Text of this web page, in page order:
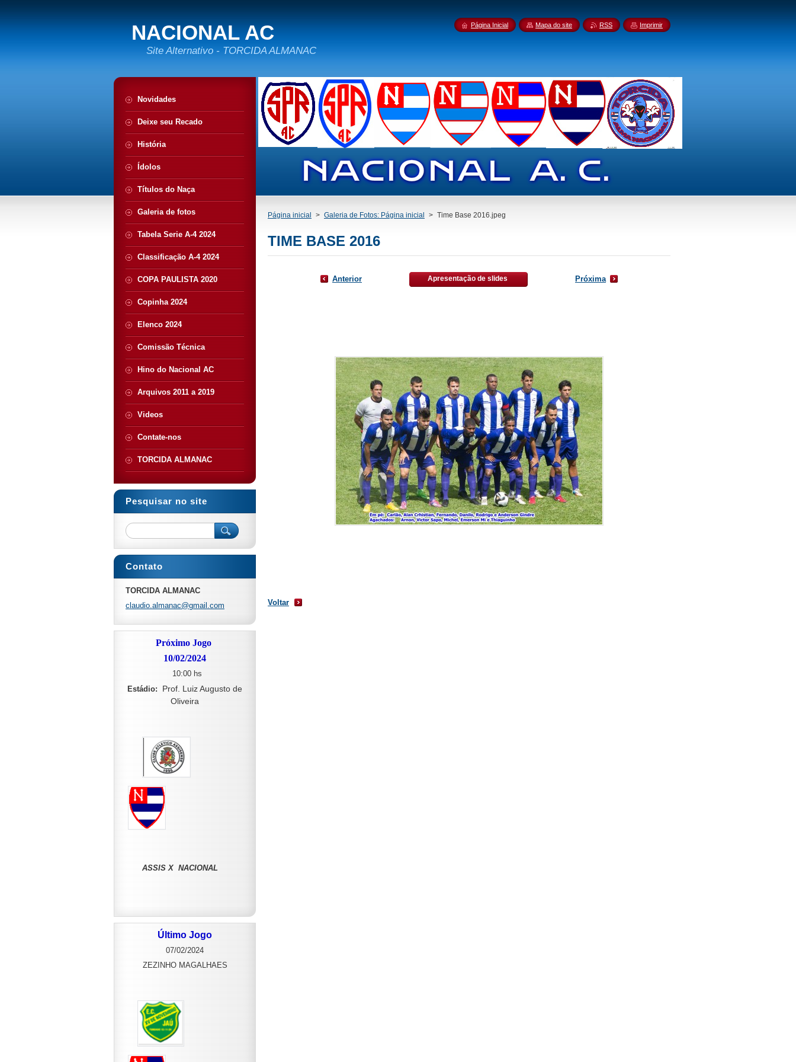
NACIONAL AC
Site Alternativo - TORCIDA ALMANAC
Página inicial > Galeria de Fotos: Página inicial > Time Base 2016.jpeg
TIME BASE 2016
Anterior Apresentação de slides Próxima
Voltar
Novidades
Deixe seu Recado
História
Ídolos
Títulos do Naça
Galeria de fotos
Tabela Serie A-4 2024
Classificação A-4 2024
COPA PAULISTA 2020
Copinha 2024
Elenco 2024
Comissão Técnica
Hino do Nacional AC
Arquivos 2011 a 2019
Videos
Contate-nos
TORCIDA ALMANAC
Pesquisar no site
Contato
TORCIDA ALMANAC
claudio.almanac@gmail.com
Próximo Jogo
10/02/2024
10:00 hs
Estádio:
Prof. Luiz Augusto de
Oliveira
ASSIS X NACIONAL
Último Jogo
07/02/2024
ZEZINHO MAGALHAES
Página Inicial Mapa do site RSS Imprimir